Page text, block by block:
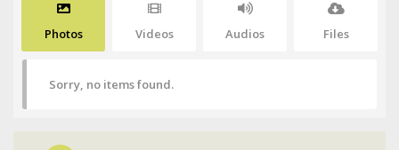
Photos Videos Audios Files
Sorry, no items found.